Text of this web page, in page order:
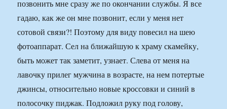
позвонить мне сразу же по окончании службы. Я все
гадаю, как же он мне позвонит, если у меня нет
сотовой связи?! Поэтому для виду повесил на шею
фотоаппарат. Сел на ближайшую к храму скамейку,
быть может так заметит, узнает. Слева от меня на
лавочку прилег мужчина в возрасте, на нем потертые
джинсы, относительно новые кроссовки и синий в
полосочку пиджак. Подложил руку под голову,